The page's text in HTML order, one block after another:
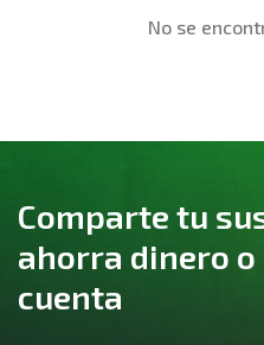
No se
Comparte tu
ahorra dinero o
cuenta